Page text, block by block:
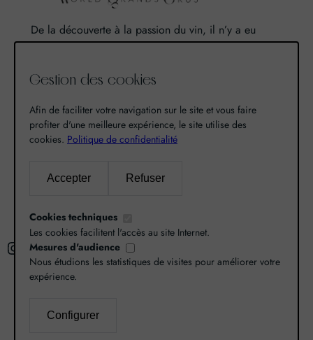
De la découverte à la passion du vin, il n’y a eu
qu’un pas. Un pas que nous avons franchi en faisant
là est né World Grands Crus avec pour mission de
nos terroirs.
Recherche
c
Instagram X
L’abus d’alcool est dangereux pour la santé,
Gestion des cookies
Afin de faciliter votre navigation sur le site et vous faire
profiter d'une meilleure expérience, le site utilise des
cookies. Politique de confidentialité
Accepter Refuser
Cookies techniques
Les cookies facilitent l'accès au site Internet.
Mesures d'audience
Nous étudions les statistiques de visites pour améliorer votre
expérience.
Configurer